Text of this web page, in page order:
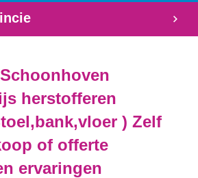
herstofferen
) Zelf
of offerte
ervaringen